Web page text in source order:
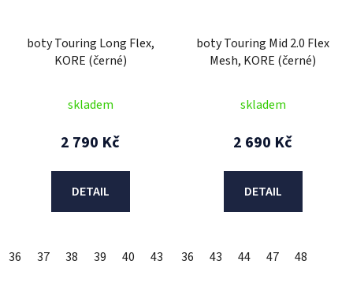
boty Touring Long Flex,
KORE (černé)
skladem
2 790 Kč
DETAIL
36 37 38 39 40 43 44 45 46 47 48
boty Touring Mid 2.0 Flex
Mesh, KORE (černé)
skladem
2 690 Kč
DETAIL
36 43 44 47 48